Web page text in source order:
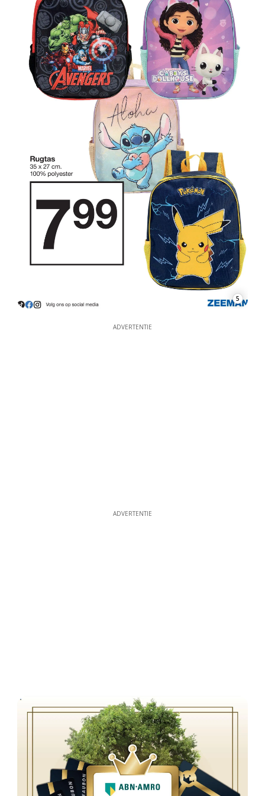
5
ADVERTENTIE
ADVERTENTIE